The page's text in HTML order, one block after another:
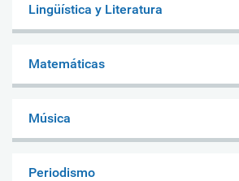
Lingüística y Literatura
Matemáticas
Música
Periodismo